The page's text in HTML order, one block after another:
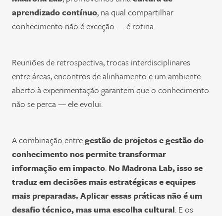
aprendizado contínuo, na qual compartilhar
conhecimento não é exceção — é rotina.
Reuniões de retrospectiva, trocas interdisciplinares
entre áreas, encontros de alinhamento e um ambiente
aberto à experimentação garantem que o conhecimento
não se perca — ele evolui.
A combinação entregestão de projetos e gestão do
conhecimento nos permite transformar
informação em impacto. No Madrona Lab, isso se
traduz em decisões mais estratégicas e equipes
mais preparadas. Aplicar essas práticas não é um
desafio técnico, mas uma escolha cultural. E os